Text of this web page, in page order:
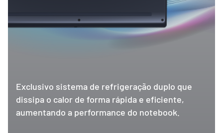
Exclusivo sistema de refrigeração duplo que
dissipa o calor de forma rápida e eficiente,
aumentando a performance do notebook.